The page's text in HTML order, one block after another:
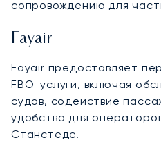
сопровождению для
Fayair
Fayair предоставляет
FBO-услуги, включая
судов, содействие
удобства для
Станстеде.